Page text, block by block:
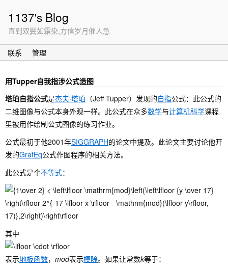
1137's Blog
直到双鬓如霜染,方信岁月催人急
联系 管理
用Tupper自我指涉公式造图
塔珀自指公式是杰夫·塔珀 （Jeff Tupper）发现的自指公式：此公式的
二维图像与公式本身外观一样。此公式在众多数学与计算机科学课程
里被用作绘制公式图像的练习作业。
公式最初于他2001年SIGGRAPH的论文中提及。此论文主要讨论他开
发的GrafEq公式作图程序的相关方法。
此公式是个不等式：
其中
表示地板函数， mod表示模除。如果让常数k等于：